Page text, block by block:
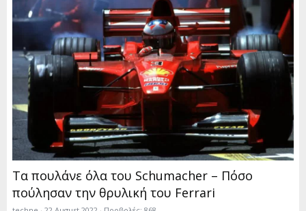
Τα πουλάνε όλα του Schumacher – Πόσο
πούλησαν την θρυλική του Ferrari